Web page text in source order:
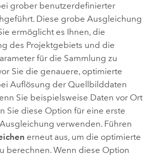
grober benutzerdefinierter
Diese grobe Ausgleichung
ermöglicht es Ihnen, die
des Projektgebiets und die
für die Sammlung zu
Sie die genauere, optimierte
Auflösung der Quellbilddaten
Sie beispielsweise Daten vor Ort
Sie diese Option für eine erste
verwenden. Führen
erneut aus, um die optimierte
berechnen. Wenn diese Option